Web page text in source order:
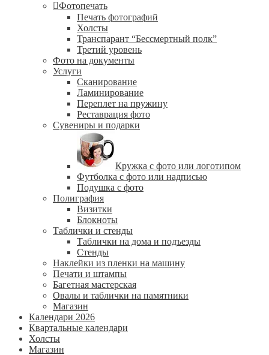
Фотопечать
Печать фотографий
Холсты
Транспарант “Бессмертный полк”
Третий уровень
Фото на документы
Услуги
Сканирование
Ламинирование
Переплет на пружину
Реставрация фото
Сувениры и подарки
Кружка с фото или логотипом
Футболка с фото или надписью
Подушка с фото
Полиграфия
Визитки
Блокноты
Таблички и стенды
Таблички на дома и подъезды
Стенды
Наклейки из пленки на машину
Печати и штампы
Багетная мастерская
Овалы и таблички на памятники
Магазин
Календари 2026
Квартальные календари
Холсты
Магазин